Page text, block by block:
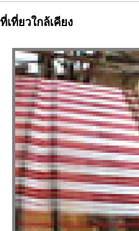
ที่เที่ยวใกล้เคียง